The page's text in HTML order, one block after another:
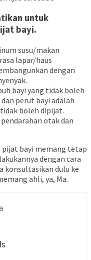
untuk
bayi.
susu/makan
lapar/haus
dengan
bayi yang tidak boleh
perut bayi adalah
boleh dipijat.
otak dan
pijat bayi memang tetap
dengan cara
konsultasikan dulu ke
ahli, ya, Ma.